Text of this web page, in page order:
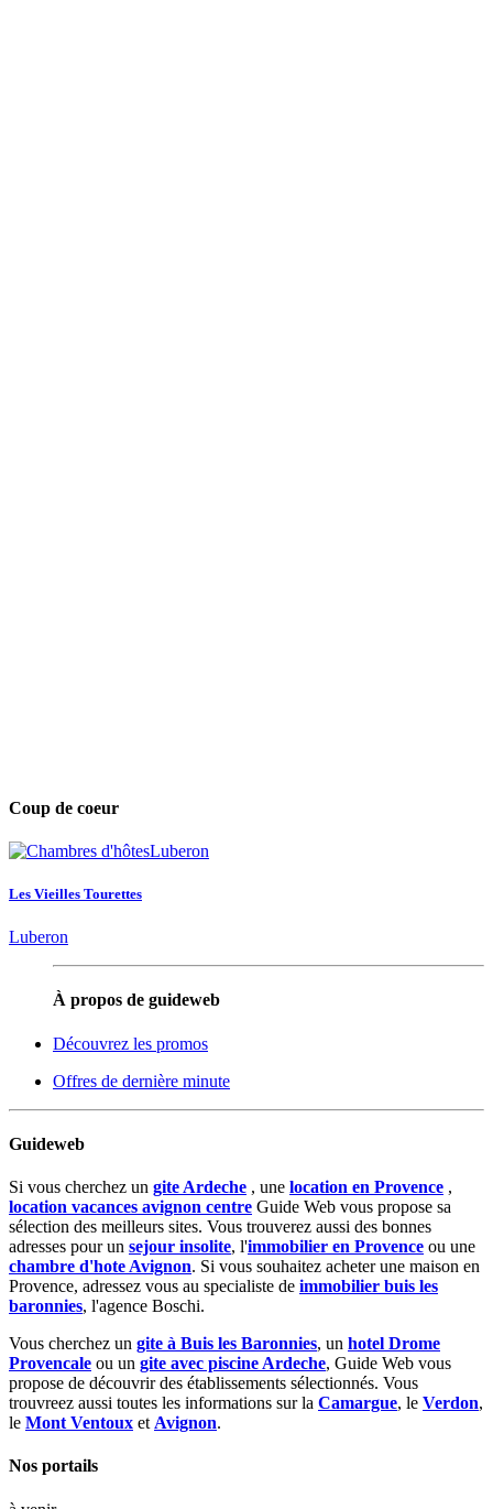
Coup de coeur
Les Vieilles Tourettes
Luberon
À propos de guideweb
Découvrez les promos
Offres de dernière minute
Guideweb
Si vous cherchez un gite Ardeche , une location en Provence ,
location vacances avignon centre Guide Web vous propose sa
sélection des meilleurs sites. Vous trouverez aussi des bonnes
adresses pour un sejour insolite, l'immobilier en Provence ou une
chambre d'hote Avignon. Si vous souhaitez acheter une maison en
Provence, adressez vous au specialiste de immobilier buis les
baronnies, l'agence Boschi.
Vous cherchez un gite à Buis les Baronnies, un hotel Drome
Provencale ou un gite avec piscine Ardeche, Guide Web vous
propose de découvrir des établissements sélectionnés. Vous
trouvreez aussi toutes les informations sur la Camargue, le Verdon,
le Mont Ventoux et Avignon.
Nos portails